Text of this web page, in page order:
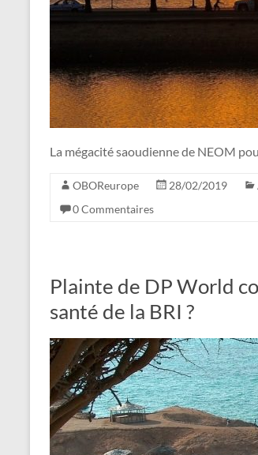
La mégacité saoudienne de NEOM
OBOReurope 28/02/2019
0 Commentaires
Plainte de DP World
santé de la BRI ?